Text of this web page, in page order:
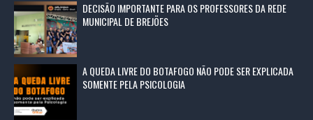
DECISÃO IMPORTANTE PARA OS PROFESSORES DA REDE
MUNICIPAL DE BREJÕES
A QUEDA LIVRE DO BOTAFOGO NÃO PODE SER EXPLICADA
SOMENTE PELA PSICOLOGIA